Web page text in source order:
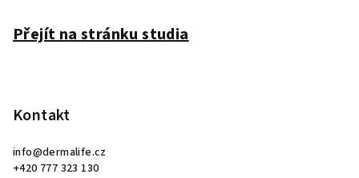
Přejít na stránku studia
Kontakt
info@dermalife.cz
+420 777 323 130